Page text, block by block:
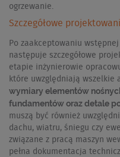
ogrzewanie.
Szczegółowe
Po zaakceptowaniu
następuje szczegółowe
etapie inżynierowie
które uwzględniają wszelkie
wymiary elementów
fundamentów oraz detale
muszą być również
dachu, wiatru, śniegu czy
związane z pracą maszyn
pełna dokumentacja